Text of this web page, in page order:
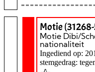
Motie
Motie Dibi/
nationaliteit
Ingediend op:
stemgedrag: